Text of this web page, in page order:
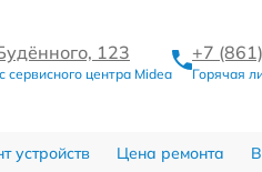
123
сервисного центра Midea
+7
Горячая
устройств Цена ремонта